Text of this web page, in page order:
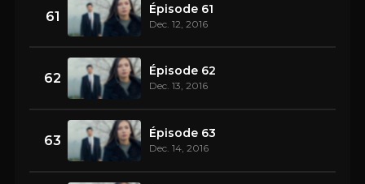
61 Épisode 61
Dec. 12, 2016
62 Épisode 62
Dec. 13, 2016
63 Épisode 63
Dec. 14, 2016